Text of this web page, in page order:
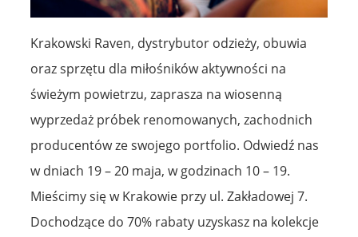
Krakowski Raven, dystrybutor odzieży, obuwia
oraz sprzętu dla miłośników aktywności na
świeżym powietrzu, zaprasza na wiosenną
wyprzedaż próbek renomowanych, zachodnich
producentów ze swojego portfolio. Odwiedź nas
w dniach 19 – 20 maja, w godzinach 10 – 19.
Mieścimy się w Krakowie przy ul. Zakładowej 7.
Dochodzące do 70% rabaty uzyskasz na kolekcje